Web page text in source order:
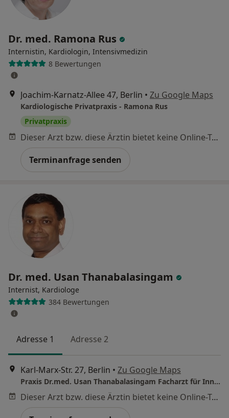
Dr. med. Ramona Rus
Internistin, Kardiologin, Intensivmedizin
8 Bewertungen
Joachim-Karnatz-Allee 47, Berlin • Zu Google Maps
Kardiologische Privatpraxis - Ramona Rus
Privatpraxis
Dieser Arzt bzw. diese Ärztin bietet keine Online-Terminbuchung an diesem Standort an.
Terminanfrage senden
Dr. med. Usan Thanabalasingam
Internist, Kardiologe
384 Bewertungen
Adresse 1 Adresse 2
Karl-Marx-Str. 27, Berlin • Zu Google Maps
Praxis Dr.med. Usan Thanabalasingam Facharzt für Innere Medizin und Kardiologie
Dieser Arzt bzw. diese Ärztin bietet keine Online-Terminbuchung an diesem Standort an.